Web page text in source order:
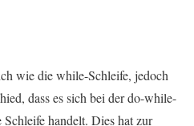
wie die while-Schleife, jedoch
dass es sich bei der do-while-
handelt. Dies hat zur